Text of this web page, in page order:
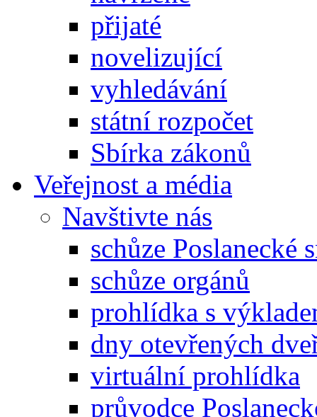
přijaté
novelizující
vyhledávání
státní rozpočet
Sbírka zákonů
Veřejnost a média
Navštivte nás
schůze Poslanecké
schůze orgánů
prohlídka s
dny otevřených
virtuální prohlídka
průvodce